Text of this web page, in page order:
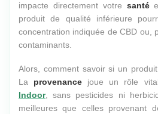
impacte directement votre santé
produit de qualité inférieure
concentration indiquée de CBD ou,
contaminants.
Alors, comment savoir si un
La provenance joue un rôle
Indoor, sans pesticides ni
meilleures que celles provenant